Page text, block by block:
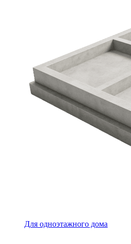
Для одноэтажного дома